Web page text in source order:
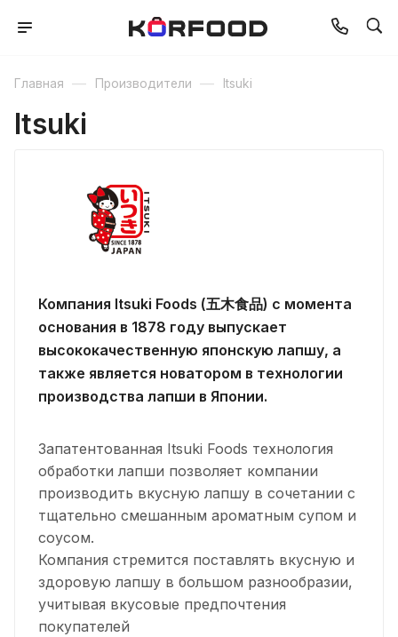
Главная — Производители — Itsuki
Itsuki
Компания Itsuki Foods (五木食品) c момента
основания в 1878 году выпускает
высококачественную японскую лапшу, а
также является новатором в технологии
производства лапши в Японии.
Запатентованная Itsuki Foods технология
обработки лапши позволяет компании
производить вкусную лапшу в сочетании с
тщательно смешанным ароматным супом и
соусом.
Компания стремится поставлять вкусную и
здоровую лапшу в большом разнообразии,
учитывая вкусовые предпочтения
покупателей